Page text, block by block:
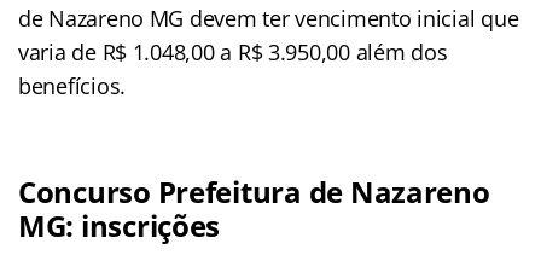
de Nazareno MG devem ter vencimento inicial que
varia de R$ 1.048,00 a R$ 3.950,00 além dos
benefícios.
Concurso Prefeitura de Nazareno
MG: inscrições